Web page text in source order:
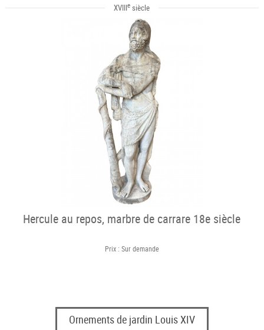
XVIIIe siècle
Hercule au repos, marbre de carrare 18e siècle
Prix : Sur demande
Ornements de jardin Louis XIV